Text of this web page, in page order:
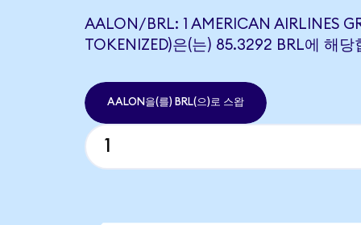
AALON/BRL: 1 AMERICAN AIRLINES
TOKENIZED)은(는) 85.3292 BRL에 해당
AALON을(를) BRL(으)로 스왑